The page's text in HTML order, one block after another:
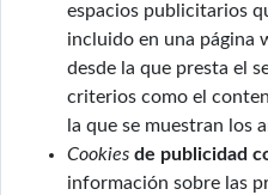
espacios publicitarios
incluido en una página
desde la que presta el
criterios como el
la que se muestran los
Cookies de publicidad
información sobre las